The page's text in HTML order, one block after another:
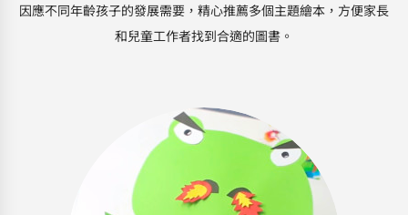
因應不同年齡孩子的發展需要，精心推薦多個主題繪本，方便家長
和兒童工作者找到合適的圖書。